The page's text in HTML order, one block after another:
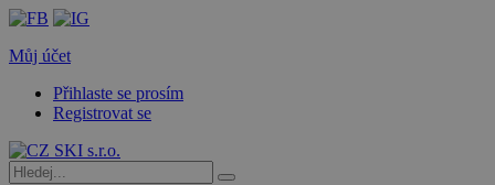
Můj účet
Přihlaste se prosím
Registrovat se